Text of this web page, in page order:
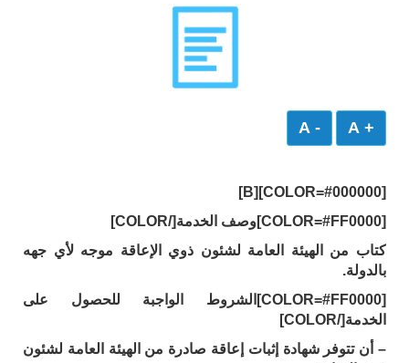
+ A
- A
[COLOR=#000000][B]
[COLOR=#FF0000]وصف الخدمة[/COLOR]
كتاب من الهيئة العامة لشئون ذوي الإعاقة موجه لأي جهه
بالدولة.
[COLOR=#FF0000]الشروط الواجبة للحصول على
الخدمة[/COLOR]
– أن تتوفر شهادة إثبات إعاقة صادرة من الهيئة العامة لشئون